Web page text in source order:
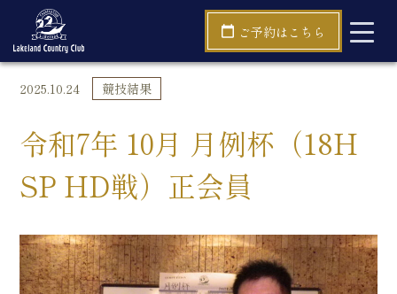
ご予約はこちら
TOP 令和7年 10月 月例杯（18H SP HD戦）正会員
2025.10.24 競技結果
令和7年 10月 月例杯（18H
SP HD戦）正会員